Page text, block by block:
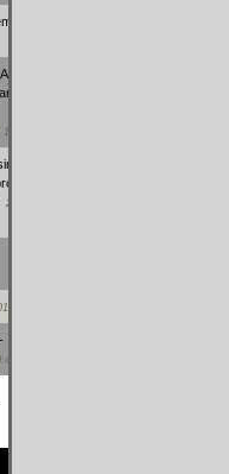
force
are
2018-01-28
06 13:08